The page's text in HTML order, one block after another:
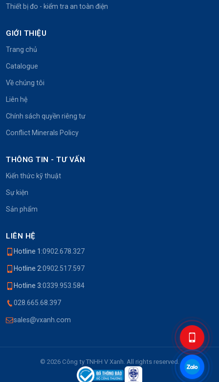
Thiết bị đo - kiểm tra an toàn điện
GIỚI THIỆU
Trang chủ
Catalogue
Về chúng tôi
Liên hệ
Chính sách quyền riêng tư
Conflict Minerals Policy
THÔNG TIN - TƯ VẤN
Kiến thức kỹ thuật
Sự kiện
Sản phẩm
LIÊN HỆ
Hotline 1:0902.678.327
Hotline 2:0902.517.597
Hotline 3:0339.953.584
028.665.68.397
sales@vxanh.com
© 2026 Công ty TNHH V Xanh. All rights reserved.